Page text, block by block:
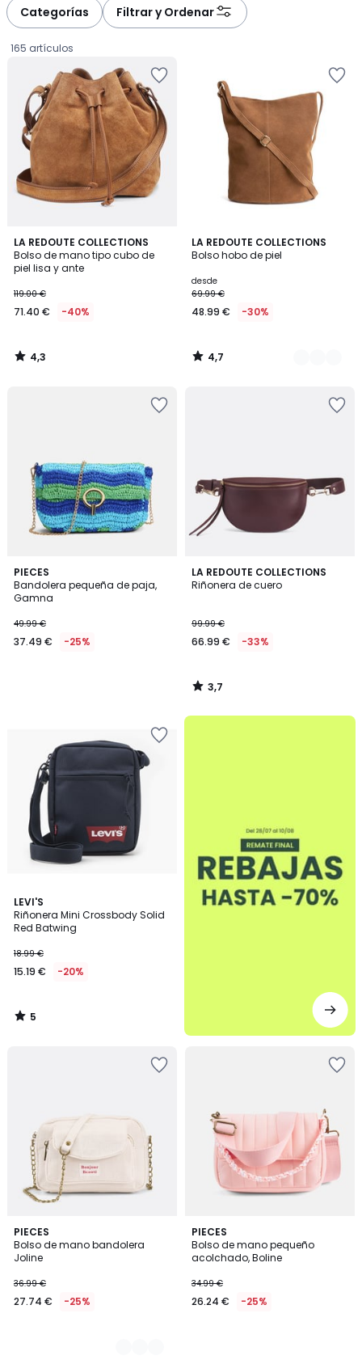
Categorías Filtrar y Ordenar
165 artículos
LA REDOUTE COLLECTIONS
Bolso de mano tipo cubo de
piel lisa y ante
€
en
de
119.00
119.00 €
71.40 € -40%
4,3
/ 5
4,3
/
LA REDOUTE COLLECTIONS
Bolso hobo de piel
desde
69.99 €
48.99 € -30%
4,7
/ 5
2
Colores
4,7
/
PIECES
Bandolera pequeña de paja,
Gamna
49.99 €
37.49 € -25%
LA REDOUTE COLLECTIONS
Riñonera de cuero
99.99 €
66.99 € -33%
3,7
/ 5
3,7
/
LEVI'S
Riñonera Mini Crossbody Solid
Red Batwing
18.99 €
15.19 € -20%
5
/
5
5
/
.
PIECES
Bolso de mano bandolera
Joline
36.99 €
27.74 € -25%
2
Colores
PIECES
Bolso de mano pequeño
acolchado, Boline
34.99 €
26.24 € -25%